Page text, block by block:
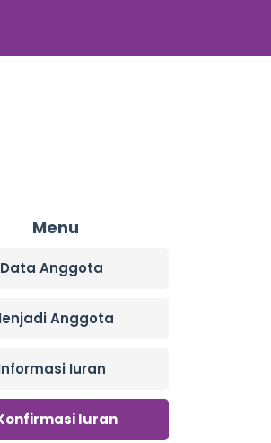
Menu
Data Anggota
Anggota
Iuran
Iuran